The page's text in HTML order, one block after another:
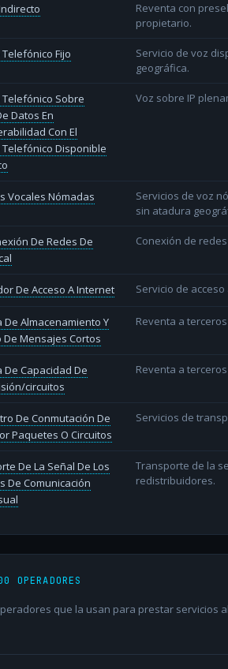
Reventa con
propietario.
Fijo
Servicio de voz
geográfica.
Telefónico Sobre
Datos En
Con El
Telefónico Disponible
Voz sobre IP
Vocales Nómadas
Servicios de voz
sin atadura
De Redes De
Conexión de
De Acceso A Internet Servicio de
De Almacenamiento Y
De Mensajes Cortos
Reventa a
De Capacidad De
circuitos
Reventa a
De Conmutación De
Paquetes O Circuitos
Servicios de
De La Señal De Los
De Comunicación
Transporte de la
redistribuidores.
OPERADORES
que la usan para prestar servicios